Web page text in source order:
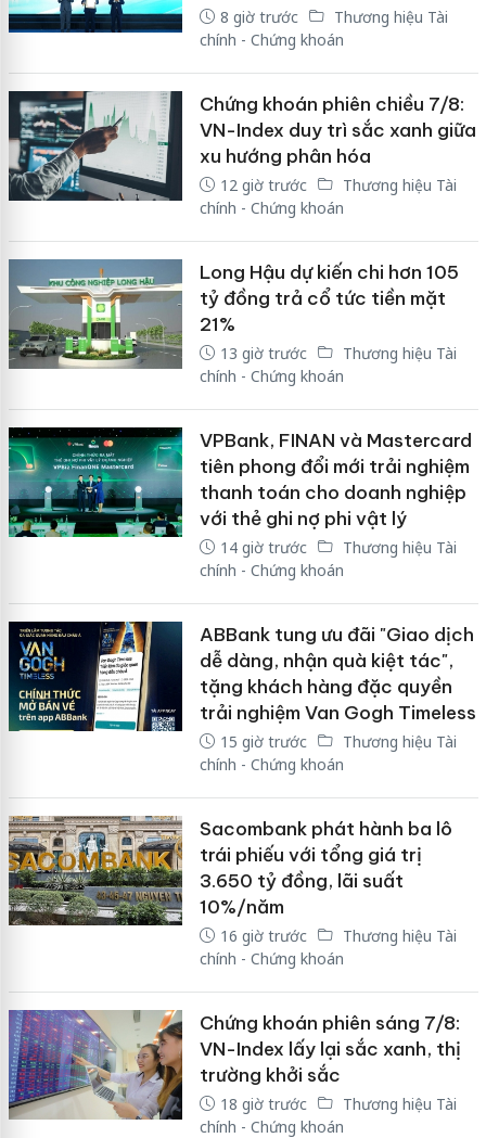
8 giờ trước
Thương hiệu Tài
chính - Chứng khoán
Chứng khoán phiên chiều 7/8:
VN-Index duy trì sắc xanh giữa
xu hướng phân hóa
12 giờ trước
Thương hiệu Tài
chính - Chứng khoán
Long Hậu dự kiến chi hơn 105
tỷ đồng trả cổ tức tiền mặt
21%
13 giờ trước
Thương hiệu Tài
chính - Chứng khoán
VPBank, FINAN và Mastercard
tiên phong đổi mới trải nghiệm
thanh toán cho doanh nghiệp
với thẻ ghi nợ phi vật lý
14 giờ trước
Thương hiệu Tài
chính - Chứng khoán
ABBank tung ưu đãi "Giao dịch
dễ dàng, nhận quà kiệt tác",
tặng khách hàng đặc quyền
trải nghiệm Van Gogh Timeless
15 giờ trước
Thương hiệu Tài
chính - Chứng khoán
Sacombank phát hành ba lô
trái phiếu với tổng giá trị
3.650 tỷ đồng, lãi suất
10%/năm
16 giờ trước
Thương hiệu Tài
chính - Chứng khoán
Chứng khoán phiên sáng 7/8:
VN-Index lấy lại sắc xanh, thị
trường khởi sắc
18 giờ trước
Thương hiệu Tài
chính - Chứng khoán